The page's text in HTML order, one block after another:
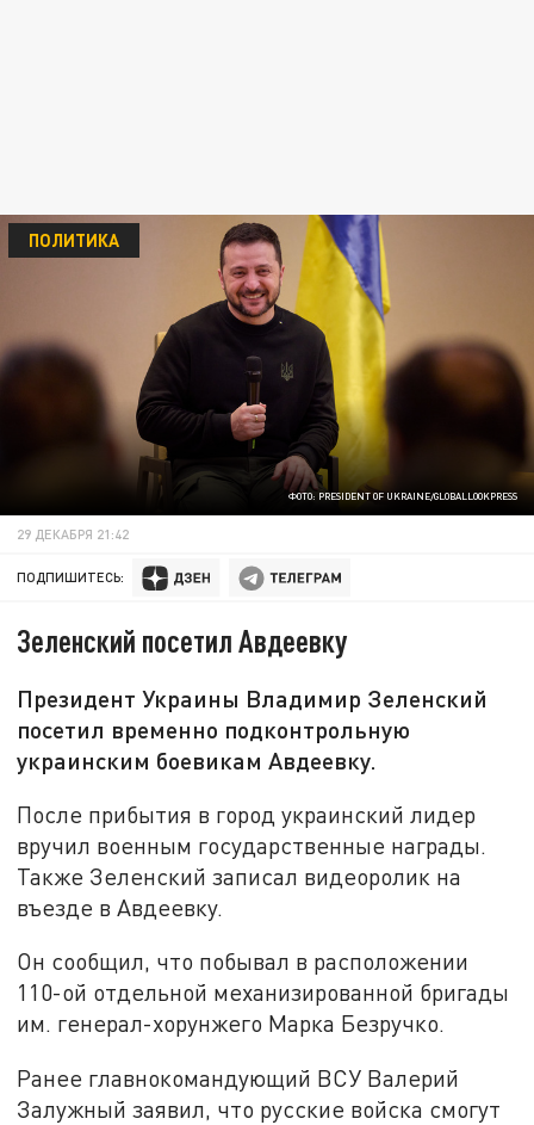
ФОТО: PRESIDENT OF UKRAINE/GLOBALLOOKPRESS
ПОЛИТИКА
29 ДЕКАБРЯ 21:42
ПОДПИШИТЕСЬ:
Зеленский посетил Авдеевку
Президент Украины Владимир Зеленский
посетил временно подконтрольную
украинским боевикам Авдеевку.
После прибытия в город украинский лидер
вручил военным государственные награды.
Также Зеленский записал видеоролик на
въезде в Авдеевку.
Он сообщил, что побывал в расположении
110-ой отдельной механизированной бригады
им. генерал-хорунжего Марка Безручко.
Ранее главнокомандующий ВСУ Валерий
Залужный заявил, что русские войска смогут